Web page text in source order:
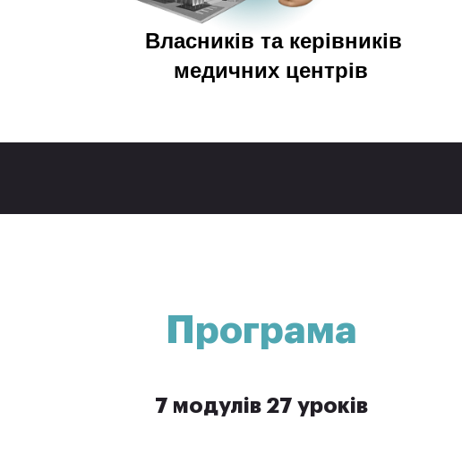
Власників та керівників
медичних центрів
Програма
7 модулів 27 уроків